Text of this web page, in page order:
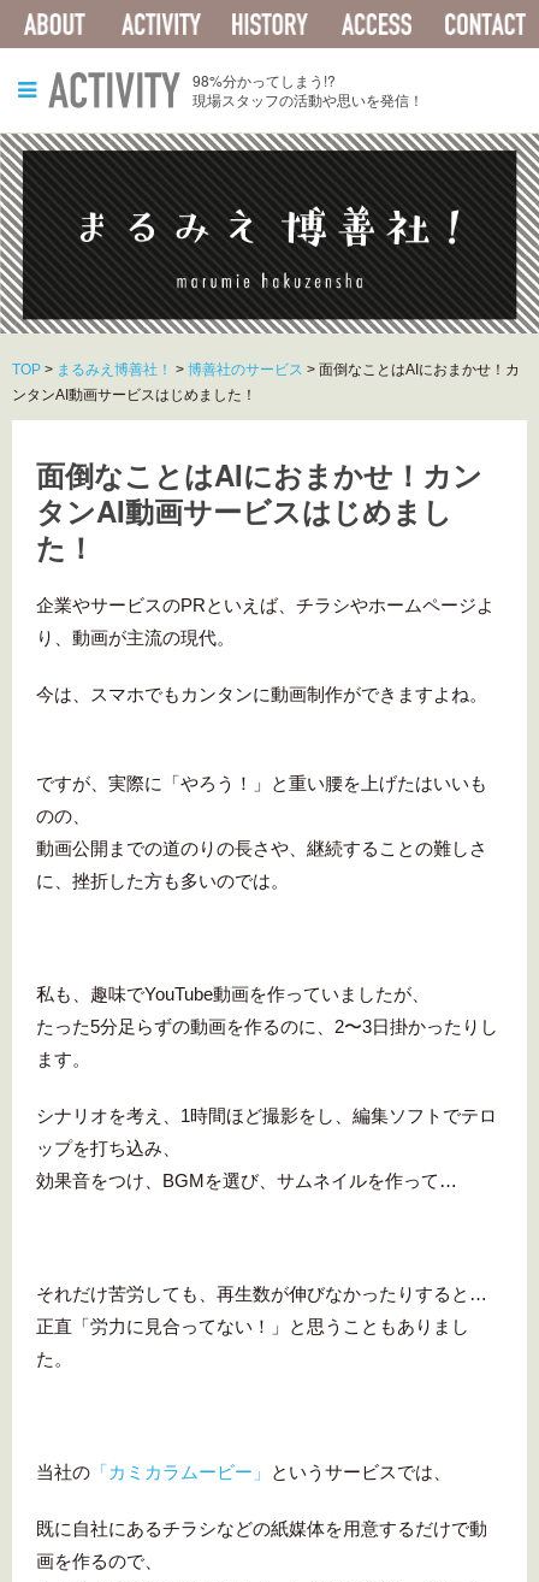
98%分かってしまう!?
現場スタッフの活動や思いを発信！
TOP > まるみえ博善社！ > 博善社のサービス > 面倒なことはAIにおまかせ！カ
ンタンAI動画サービスはじめました！
面倒なことはAIにおまかせ！カン
タンAI動画サービスはじめまし
た！
企業やサービスのPRといえば、チラシやホームページよ
り、 動画が主流の現代。
今は、スマホでもカンタンに動画制作ができますよね。
ですが、実際に「やろう！」と重い腰を上げたはいいも
のの、
動画公開までの道のりの長さや、継続することの難しさ
に、挫折した方も多いのでは。
私も、趣味でYouTube動画を作っていましたが、
たった5分足らずの動画を作るのに、2〜3日掛かったりし
ます。
シナリオを考え、1時間ほど撮影をし、編集ソフトでテロ
ップを打ち込み、
効果音をつけ、BGMを選び、サムネイルを作って…
それだけ苦労しても、再生数が伸びなかったりすると…
正直「労力に見合ってない！」と思うこともありまし
た。
当社の 「カミカラムービー」 というサービスでは、
既に自社にあるチラシなどの紙媒体を用意するだけで動
画を作るので、